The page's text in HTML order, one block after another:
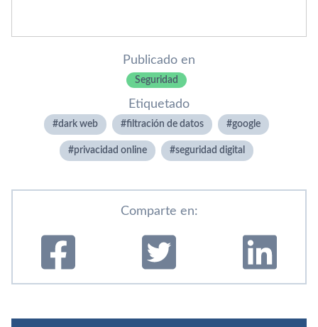
Publicado en
Seguridad
Etiquetado
dark web filtración de datos google
privacidad online seguridad digital
Comparte en: